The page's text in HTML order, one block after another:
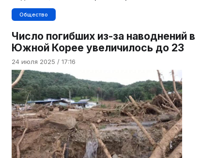
Общество
Число погибших из-за наводнений в
Южной Корее увеличилось до 23
24 июля 2025 / 17:16